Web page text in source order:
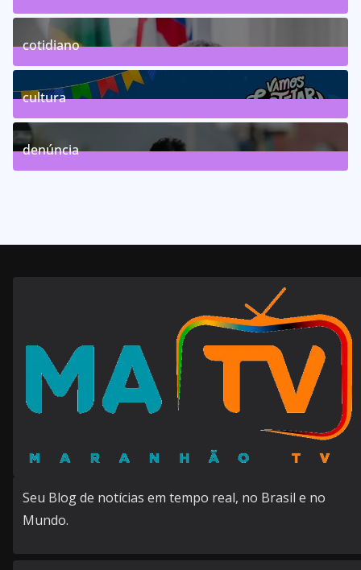
75Posts
cotidiano
46Posts
cultura
63Posts
denúncia
Seu Blog de notícias em tempo real, no Brasil e no
Mundo.